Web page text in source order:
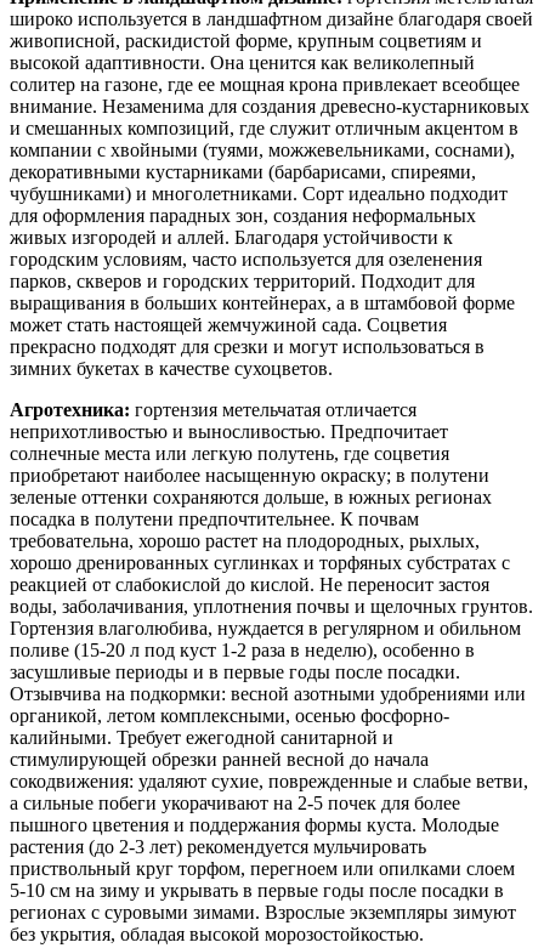
широко используется в ландшафтном дизайне благодаря своей
живописной, раскидистой форме, крупным соцветиям и
высокой адаптивности. Она ценится как великолепный
солитер на газоне, где ее мощная крона привлекает всеобщее
внимание. Незаменима для создания древесно-кустарниковых
и смешанных композиций, где служит отличным акцентом в
компании с хвойными (туями, можжевельниками, соснами),
декоративными кустарниками (барбарисами, спиреями,
чубушниками) и многолетниками. Сорт идеально подходит
для оформления парадных зон, создания неформальных
живых изгородей и аллей. Благодаря устойчивости к
городским условиям, часто используется для озеленения
парков, скверов и городских территорий. Подходит для
выращивания в больших контейнерах, а в штамбовой форме
может стать настоящей жемчужиной сада. Соцветия
прекрасно подходят для срезки и могут использоваться в
зимних букетах в качестве сухоцветов.
Агротехника: гортензия метельчатая отличается
неприхотливостью и выносливостью. Предпочитает
солнечные места или легкую полутень, где соцветия
приобретают наиболее насыщенную окраску; в полутени
зеленые оттенки сохраняются дольше, в южных регионах
посадка в полутени предпочтительнее. К почвам
требовательна, хорошо растет на плодородных, рыхлых,
хорошо дренированных суглинках и торфяных субстратах с
реакцией от слабокислой до кислой. Не переносит застоя
воды, заболачивания, уплотнения почвы и щелочных грунтов.
Гортензия влаголюбива, нуждается в регулярном и обильном
поливе (15-20 л под куст 1-2 раза в неделю), особенно в
засушливые периоды и в первые годы после посадки.
Отзывчива на подкормки: весной азотными удобрениями или
органикой, летом комплексными, осенью фосфорно-
калийными. Требует ежегодной санитарной и
стимулирующей обрезки ранней весной до начала
сокодвижения: удаляют сухие, поврежденные и слабые ветви,
а сильные побеги укорачивают на 2-5 почек для более
пышного цветения и поддержания формы куста. Молодые
растения (до 2-3 лет) рекомендуется мульчировать
приствольный круг торфом, перегноем или опилками слоем
5-10 см на зиму и укрывать в первые годы после посадки в
регионах с суровыми зимами. Взрослые экземпляры зимуют
без укрытия, обладая высокой морозостойкостью.